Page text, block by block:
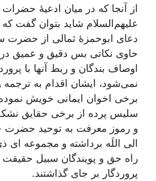
از آنجا که در میان ادعیۀ
علیهم‌السلام شاید بتوان گفت
دعای ابوحمزۀ ثمالی از حضرت
حاوی نکاتی بس دقیق و عمیق در
اوصاف بندگان و ربط آنها با
نمی‌شود، ایشان اقدام به
برخی اخوان ایمانی خویش نموده
سلیس پرده از برخی حقایق
و رموز معرفت به توحید حضرت
الی اللَه برداشته و مجموعه ای
راه حق و پویندگان سبیل حقیقت
پروردگار بر جای گذاشتند.